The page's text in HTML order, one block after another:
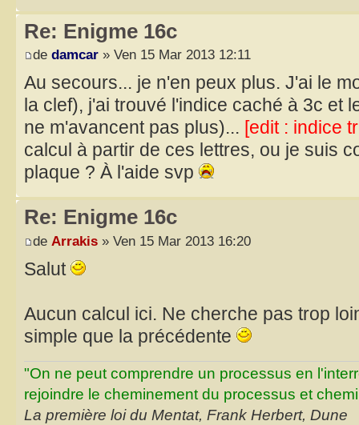
Re: Enigme 16c
de damcar » Ven 15 Mar 2013 12:11
Au secours... je n'en peux plus. J'ai le
la clef), j'ai trouvé l'indice caché à 3c et
ne m'avancent pas plus)... [edit : indice
calcul à partir de ces lettres, ou je suis
plaque ? À l'aide svp
Re: Enigme 16c
de Arrakis » Ven 15 Mar 2013 16:20
Salut
Aucun calcul ici. Ne cherche pas trop
simple que la précédente
"On ne peut comprendre un processus en
rejoindre le cheminement du processus et
La première loi du Mentat, Frank Herbert, Dune